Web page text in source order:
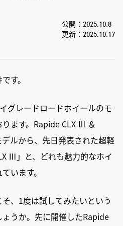
公開：2025.10.8
更新：2025.10.17
す。
グレードロードホイールのモ
ます。Rapide CLX Ⅲ ＆
ルから、先日発表された超軽
Ⅲ」と、どれも魅力的なホイ
います。
、1度は試してみたいという
うか。先に開催したRapide